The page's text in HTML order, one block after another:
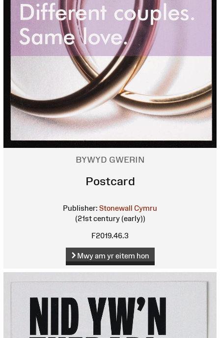
BYWYD GWERIN
Postcard
Publisher: Stonewall Cymru
(21st century (early))
F2019.46.3
Mwy am yr eitem hon